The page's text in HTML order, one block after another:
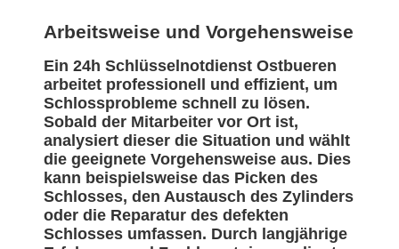
Arbeitsweise und Vorgehensweise
Ein 24h Schlüsselnotdienst Ostbueren
arbeitet professionell und effizient, um
Schlossprobleme schnell zu lösen.
Sobald der Mitarbeiter vor Ort ist,
analysiert dieser die Situation und wählt
die geeignete Vorgehensweise aus. Dies
kann beispielsweise das Picken des
Schlosses, den Austausch des Zylinders
oder die Reparatur des defekten
Schlosses umfassen. Durch langjährige